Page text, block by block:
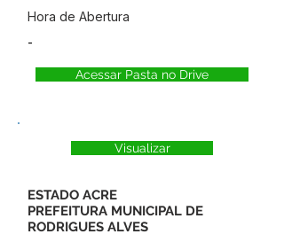
Hora de Abertura
-
Acessar Pasta no Drive
Visualizar
ESTADO ACRE
PREFEITURA MUNICIPAL DE
RODRIGUES ALVES